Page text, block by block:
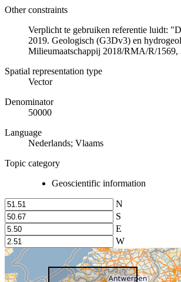
Other constraints
Verplicht te gebruiken referentie luidt:
2019. Geologisch (G3Dv3) en
Milieumaatschappij 2018/RMA/R/1569,
Spatial representation type
Vector
Denominator
50000
Language
Nederlands; Vlaams
Topic category
Geoscientific information
N
S
E
W